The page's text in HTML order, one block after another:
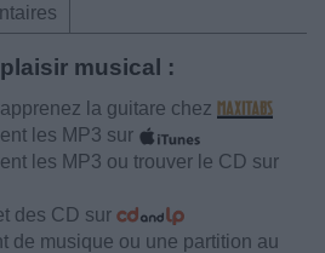
musical :
la guitare chez
les MP3 sur
les MP3 ou trouver le CD sur
des CD sur
de musique ou une partition au